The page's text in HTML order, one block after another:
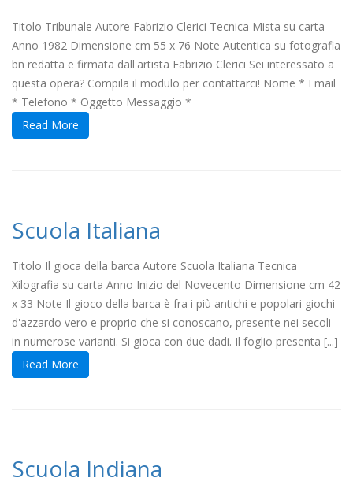
Titolo Tribunale Autore Fabrizio Clerici Tecnica Mista su carta
Anno 1982 Dimensione cm 55 x 76 Note Autentica su fotografia
bn redatta e firmata dall'artista Fabrizio Clerici Sei interessato a
questa opera? Compila il modulo per contattarci! Nome * Email
* Telefono * Oggetto Messaggio *
Read More
Scuola Italiana
Titolo Il gioca della barca Autore Scuola Italiana Tecnica
Xilografia su carta Anno Inizio del Novecento Dimensione cm 42
x 33 Note Il gioco della barca è fra i più antichi e popolari giochi
d'azzardo vero e proprio che si conoscano, presente nei secoli
in numerose varianti. Si gioca con due dadi. Il foglio presenta [...]
Read More
Scuola Indiana